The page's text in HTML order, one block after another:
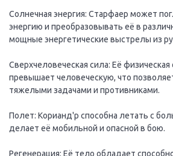
Солнечная энергия: Старфаер может
энергию и преобразовывать её в
мощные энергетические выстрелы из
Сверхчеловеческая сила: Её
превышает человеческую, что
тяжелыми задачами и противниками.
Полет: Корианд'р способна летать с
делает её мобильной и опасной в бою.
Регенерация: Её тело обладает